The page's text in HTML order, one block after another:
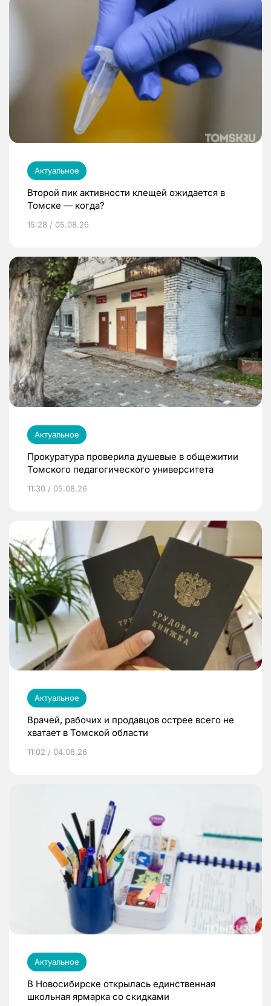
Актуальное
Второй пик активности клещей ожидается в
Томске — когда?
15:28 / 05.08.26
Актуальное
Прокуратура проверила душевые в общежитии
Томского педагогического университета
11:30 / 05.08.26
Актуальное
Врачей, рабочих и продавцов острее всего не
хватает в Томской области
11:02 / 04.08.26
Актуальное
В Новосибирске открылась единственная
школьная ярмарка со скидками